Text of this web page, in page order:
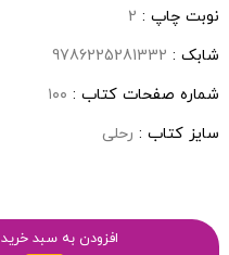
نوبت چاپ : 2
شابک : 9786225281332
شماره صفحات کتاب : ۱۰۰
سایز کتاب : رحلی
افزودن به سبد خرید